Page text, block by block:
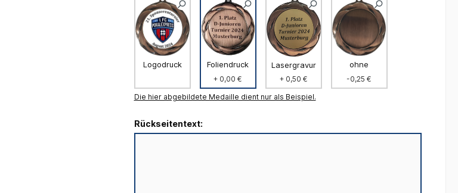
Logodruck Foliendruck
+ 0,00 €
Lasergravur
+ 0,50 €
ohne
-0,25 €
Die hier abgebildete Medaille dient nur als Beispiel.
Rückseitentext: